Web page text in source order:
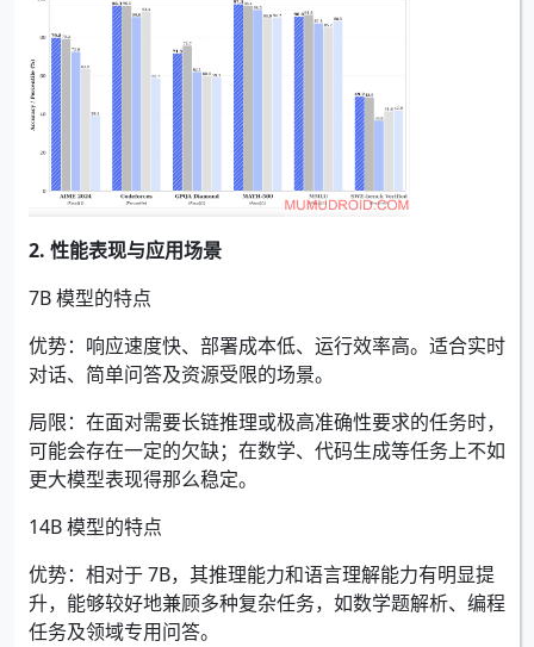
2. 性能表现与应用场景
7B 模型的特点
优势：响应速度快、部署成本低、运行效率高。适合实时
对话、简单问答及资源受限的场景。
局限：在面对需要长链推理或极高准确性要求的任务时，
可能会存在一定的欠缺；在数学、代码生成等任务上不如
更大模型表现得那么稳定。
14B 模型的特点
优势：相对于 7B，其推理能力和语言理解能力有明显提
升，能够较好地兼顾多种复杂任务，如数学题解析、编程
任务及领域专用问答。